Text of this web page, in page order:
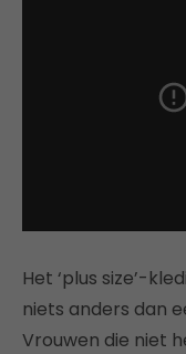
Het ‘plus size’-
niets anders dan
Vrouwen die niet